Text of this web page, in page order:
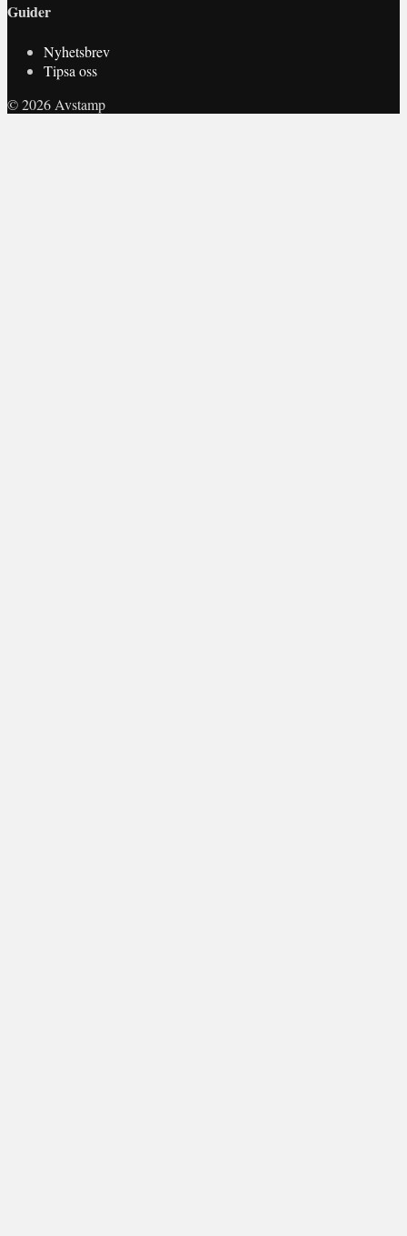
Guider
Nyhetsbrev
Tipsa oss
© 2026 Avstamp